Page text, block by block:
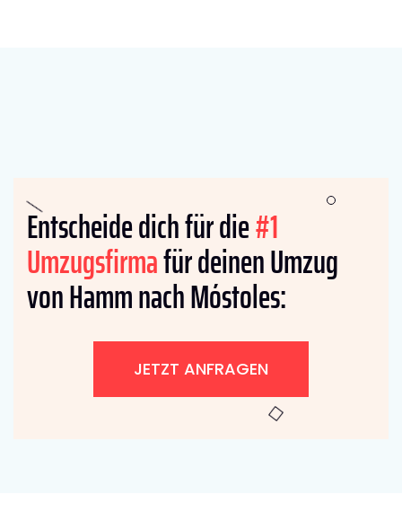
Entscheide dich für die#1
Umzugsfirmafür deinen Umzug
von Hamm nach Móstoles:
JETZT ANFRAGEN